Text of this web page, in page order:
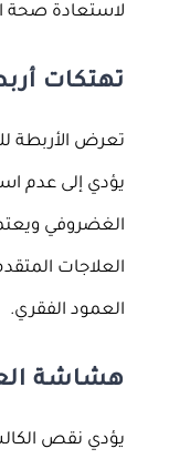
لاستعادة صحة
تهتكات
تعرض الأربطة
يؤدي إلى عدم
الغضروفي
العلاجات
العمود الفقري.
هشاشة
يؤدي نقص